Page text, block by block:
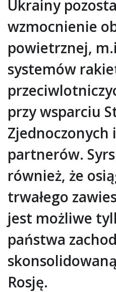
Ukrainy
wzmocnienie
powietrznej,
systemów
przy wsparciu
Zjednoczonych
partnerów.
również, że
trwałego
jest możliwe
państwa
Rosję.